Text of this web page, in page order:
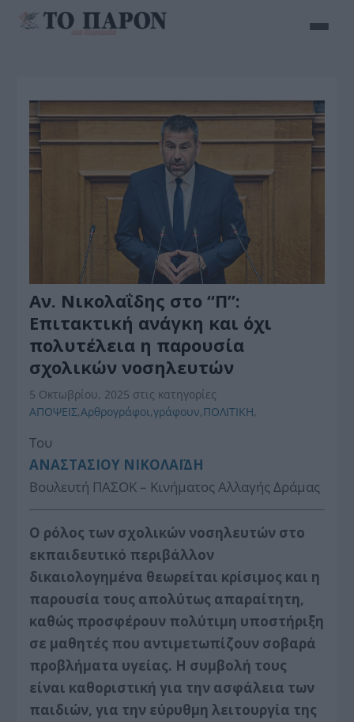
Αν. Νικολαΐδης στο “Π”:
Επιτακτική ανάγκη και όχι
πολυτέλεια η παρουσία
σχολικών νοσηλευτών
5 Οκτωβρίου, 2025 στις κατηγορίες
ΑΠΟΨΕΙΣ,Αρθρογράφοι,γράφουν,ΠΟΛΙΤΙΚΗ,
Του
ΑΝΑΣΤΑΣΙΟΥ ΝΙΚΟΛΑΪΔΗ
Βουλευτή ΠΑΣΟΚ – Κινήματος Αλλαγής Δράμας
Ο ρόλος των σχολικών νοσηλευτών στο
εκπαιδευτικό περιβάλλον
δικαιολογημένα θεωρείται κρίσιμος και η
παρουσία τους απολύτως απαραίτητη,
καθώς προσφέρουν πολύτιμη υποστήριξη
σε μαθητές που αντιμετωπίζουν σοβαρά
προβλήματα υγείας. Η συμβολή τους
είναι καθοριστική για την ασφάλεια των
παιδιών, για την εύρυθμη λειτουργία της